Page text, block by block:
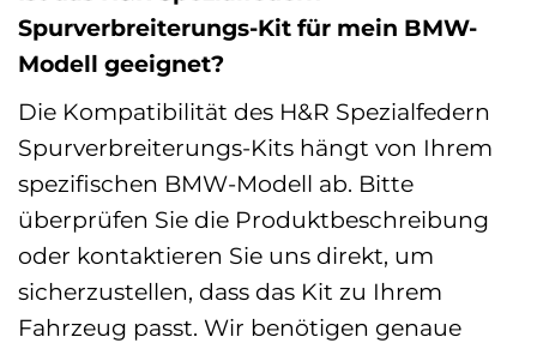
Spurverbreiterungs-Kit für mein BMW-
Modell geeignet?
Die Kompatibilität des H&R Spezialfedern
Spurverbreiterungs-Kits hängt von Ihrem
spezifischen BMW-Modell ab. Bitte
überprüfen Sie die Produktbeschreibung
oder kontaktieren Sie uns direkt, um
sicherzustellen, dass das Kit zu Ihrem
Fahrzeug passt. Wir benötigen genaue